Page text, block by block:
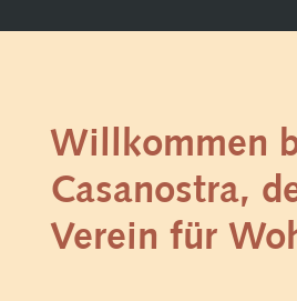
Willkommen
Casanostra,
Verein für